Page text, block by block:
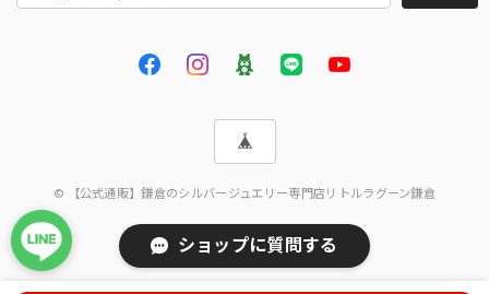
© 【公式通販】鎌倉のシルバージュエリー専門店リトルラグーン鎌倉
ショップに質問する